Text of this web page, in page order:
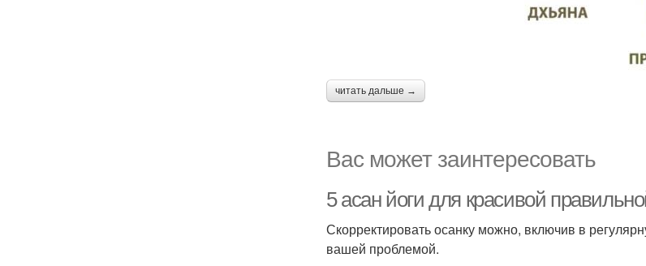
читать дальше →
Вас может заинтересовать
5 асан йоги для красивой
Скорректировать осанку можно, включив в
вашей проблемой.